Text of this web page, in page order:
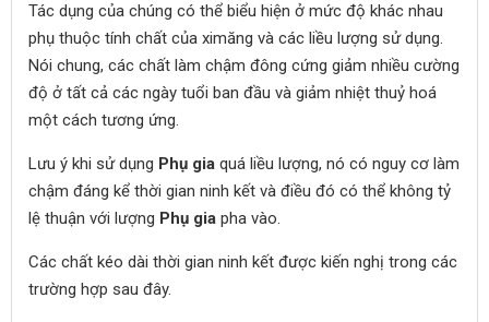
Tác dụng của chúng có thể biểu hiện ở mức độ khác nhau
phụ thuộc tính chất của ximăng và các liều lượng sử dụng.
Nói chung, các chất làm chậm đông cứng giảm nhiều cường
độ ở tất cả các ngày tuổi ban đầu và giảm nhiệt thuỷ hoá
một cách tương ứng.
Lưu ý khi sử dụng Phụ gia quá liều lượng, nó có nguy cơ làm
chậm đáng kể thời gian ninh kết và điều đó có thể không tỷ
lệ thuận với lượng Phụ gia pha vào.
Các chất kéo dài thời gian ninh kết được kiến nghị trong các
trường hợp sau đây.